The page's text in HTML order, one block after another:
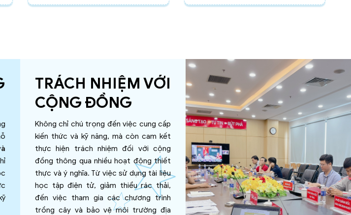
TRÁCH NHIỆM VỚI
CỘNG ĐỒNG
Không chỉ chú trọng đến việc cung cấp
kiến thức và kỹ năng, mà còn cam kết
thực hiện trách nhiệm đối với cộng
đồng thông qua nhiều hoạt động thiết
thực và ý nghĩa. Từ việc sử dụng tài liệu
học tập điện tử, giảm thiểu rác thải,
đến việc tham gia các chương trình
trồng cây và bảo vệ môi trường địa